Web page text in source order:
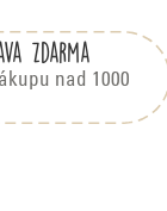
zdarma
nad 1000